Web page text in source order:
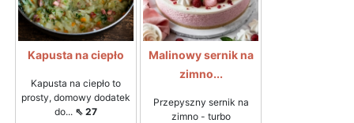
Kapusta na ciepło
Kapusta na ciepło to
prosty, domowy dodatek
do... ⇖ 27
Malinowy sernik na
zimno...
Przepyszny sernik na
zimno - turbo